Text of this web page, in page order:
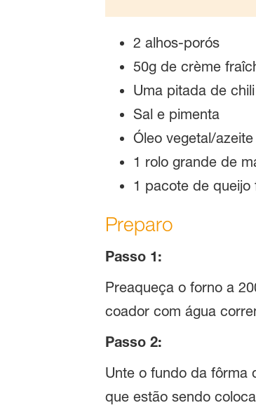
2 alhos-porós
50g de crème
Uma pitada de
Sal e pimenta
Óleo vegetal/azeite
1 rolo grande de
1 pacote de queijo
Preparo
Passo 1:
Preaqueça o forno a
coador com água
Passo 2:
Unte o fundo da fôrma
que estão sendo